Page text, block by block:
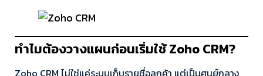
ทำไมต้องวางแผนก่อนเริ่มใช้ Zoho CRM?
Zoho CRM ไม่ใช่แค่ระบบเก็บรายชื่อลูกค้า แต่เป็นศูนย์กลาง